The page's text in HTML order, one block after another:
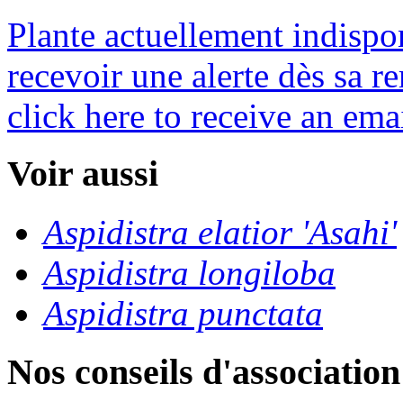
Plante actuellement
recevoir une alerte dès sa
click here to receive an
Voir aussi
Aspidistra elatior 'Asahi'
Aspidistra longiloba
Aspidistra punctata
Nos conseils d'association